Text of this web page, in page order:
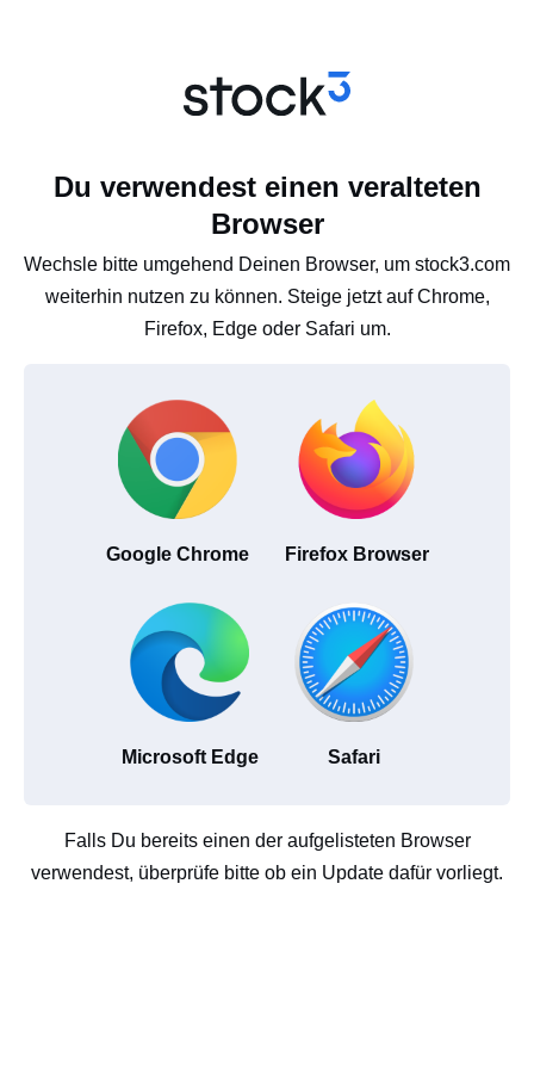
Du verwendest einen veralteten
Browser
Wechsle bitte umgehend Deinen Browser, um stock3.com
weiterhin nutzen zu können. Steige jetzt auf Chrome,
Firefox, Edge oder Safari um.
Google Chrome Firefox Browser
Microsoft Edge Safari
Falls Du bereits einen der aufgelisteten Browser
verwendest, überprüfe bitte ob ein Update dafür vorliegt.